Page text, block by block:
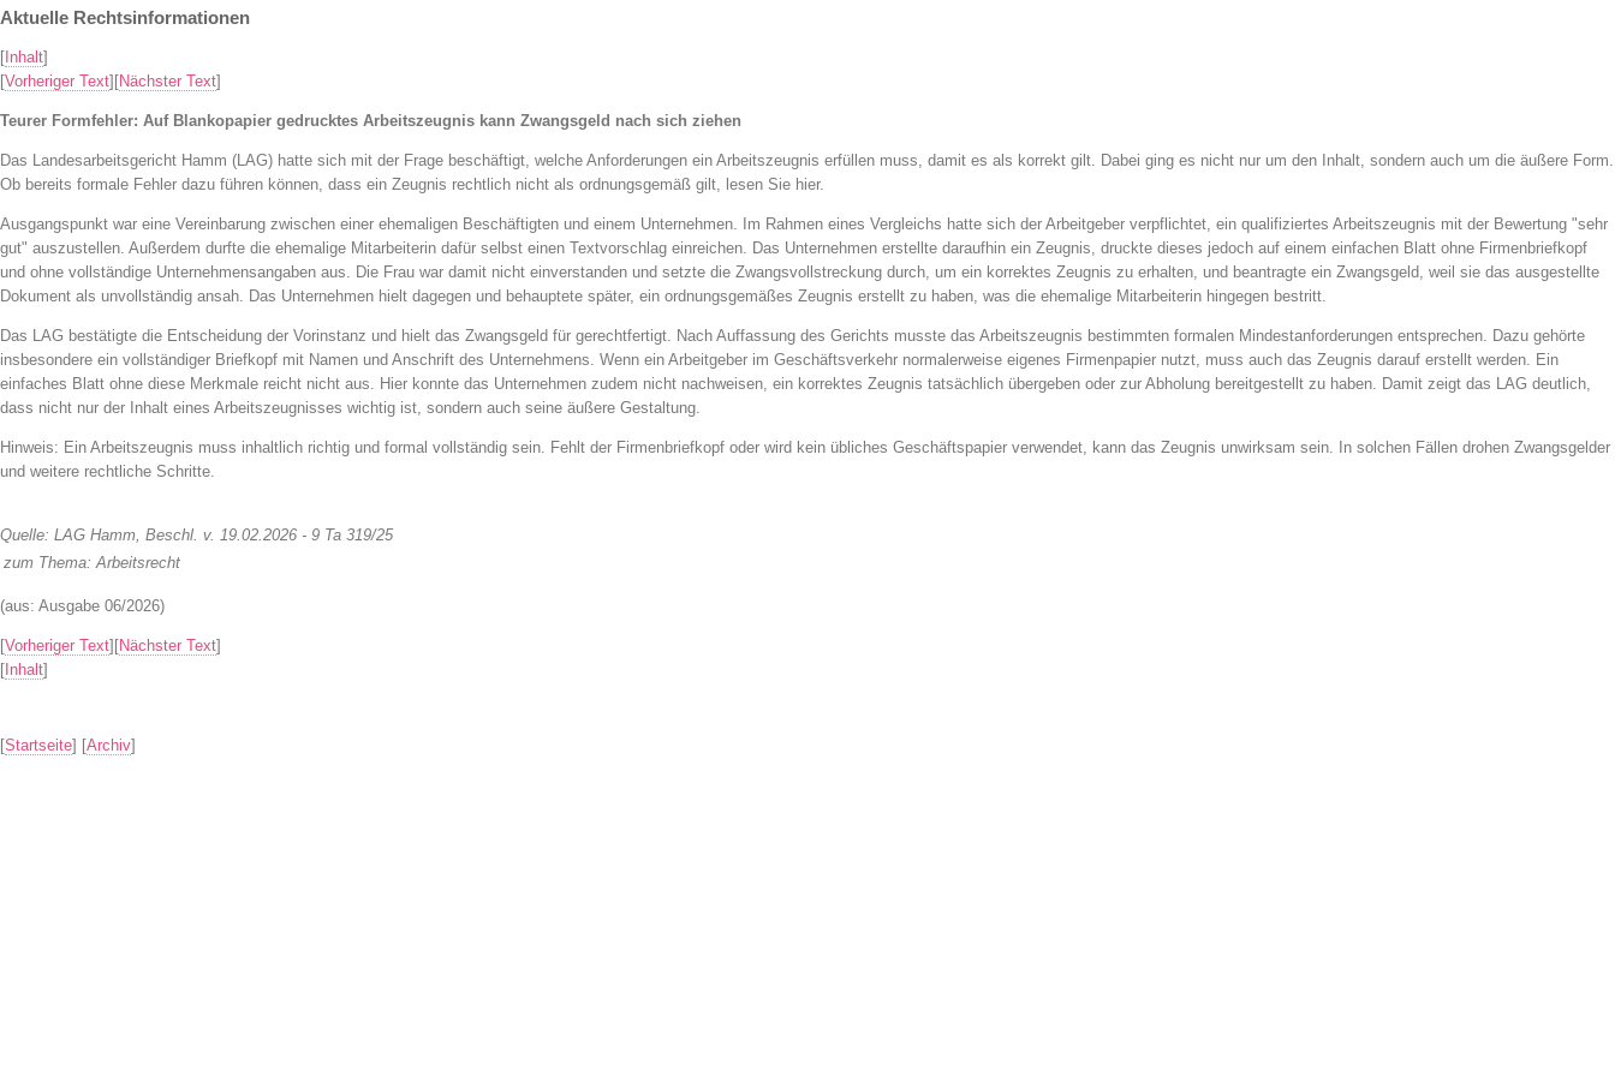
Aktuelle Rechtsinformationen
[ Inhalt]
[Vorheriger Text][Nächster Text]
Teurer Formfehler: Auf Blankopapier gedrucktes Arbeitszeugnis kann Zwangsgeld nach sich ziehen
Das Landesarbeitsgericht Hamm (LAG) hatte sich mit der Frage beschäftigt, welche Anforderungen ein Arbeitszeugnis erfüllen muss, damit es als korrekt gilt. Dabei ging es nicht nur um den Inhalt, sondern auch um die äußere Form.
Ob bereits formale Fehler dazu führen können, dass ein Zeugnis rechtlich nicht als ordnungsgemäß gilt, lesen Sie hier.
Ausgangspunkt war eine Vereinbarung zwischen einer ehemaligen Beschäftigten und einem Unternehmen. Im Rahmen eines Vergleichs hatte sich der Arbeitgeber verpflichtet, ein qualifiziertes Arbeitszeugnis mit der Bewertung "sehr
gut" auszustellen. Außerdem durfte die ehemalige Mitarbeiterin dafür selbst einen Textvorschlag einreichen. Das Unternehmen erstellte daraufhin ein Zeugnis, druckte dieses jedoch auf einem einfachen Blatt ohne Firmenbriefkopf
und ohne vollständige Unternehmensangaben aus. Die Frau war damit nicht einverstanden und setzte die Zwangsvollstreckung durch, um ein korrektes Zeugnis zu erhalten, und beantragte ein Zwangsgeld, weil sie das ausgestellte
Dokument als unvollständig ansah. Das Unternehmen hielt dagegen und behauptete später, ein ordnungsgemäßes Zeugnis erstellt zu haben, was die ehemalige Mitarbeiterin hingegen bestritt.
Das LAG bestätigte die Entscheidung der Vorinstanz und hielt das Zwangsgeld für gerechtfertigt. Nach Auffassung des Gerichts musste das Arbeitszeugnis bestimmten formalen Mindestanforderungen entsprechen. Dazu gehörte
insbesondere ein vollständiger Briefkopf mit Namen und Anschrift des Unternehmens. Wenn ein Arbeitgeber im Geschäftsverkehr normalerweise eigenes Firmenpapier nutzt, muss auch das Zeugnis darauf erstellt werden. Ein
einfaches Blatt ohne diese Merkmale reicht nicht aus. Hier konnte das Unternehmen zudem nicht nachweisen, ein korrektes Zeugnis tatsächlich übergeben oder zur Abholung bereitgestellt zu haben. Damit zeigt das LAG deutlich,
dass nicht nur der Inhalt eines Arbeitszeugnisses wichtig ist, sondern auch seine äußere Gestaltung.
Hinweis: Ein Arbeitszeugnis muss inhaltlich richtig und formal vollständig sein. Fehlt der Firmenbriefkopf oder wird kein übliches Geschäftspapier verwendet, kann das Zeugnis unwirksam sein. In solchen Fällen drohen Zwangsgelder
und weitere rechtliche Schritte.
Quelle: LAG Hamm, Beschl. v. 19.02.2026 - 9 Ta 319/25
zum Thema: Arbeitsrecht
(aus: Ausgabe 06/2026)
[Vorheriger Text][Nächster Text]
[ Inhalt]
[Startseite] [Archiv]